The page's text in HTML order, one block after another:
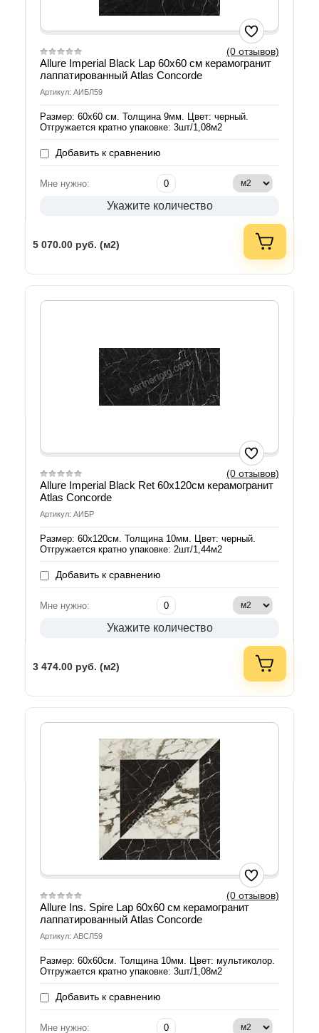
(0 отзывов)
Allure Imperial Black Lap 60х60 см керамогранит
лаппатированный Atlas Concorde
Артикул: АИБЛ59
Размер: 60х60 см. Толщина 9мм. Цвет: черный.
Отгружается кратно упаковке: 3шт/1,08м2
Добавить к сравнению
Мне нужно:
Укажите количество
5 070.00 руб. (м2)
(0 отзывов)
Allure Imperial Black Ret 60х120см керамогранит
Atlas Concorde
Артикул: АИБР
Размер: 60х120см. Толщина 10мм. Цвет: черный.
Отгружается кратно упаковке: 2шт/1,44м2
Добавить к сравнению
Мне нужно:
Укажите количество
3 474.00 руб. (м2)
(0 отзывов)
Allure Ins. Spire Lap 60х60 см керамогранит
лаппатированный Atlas Concorde
Артикул: АВСЛ59
Размер: 60х60см. Толщина 10мм. Цвет: мультиколор.
Отгружается кратно упаковке: 3шт/1,08м2
Добавить к сравнению
Мне нужно: